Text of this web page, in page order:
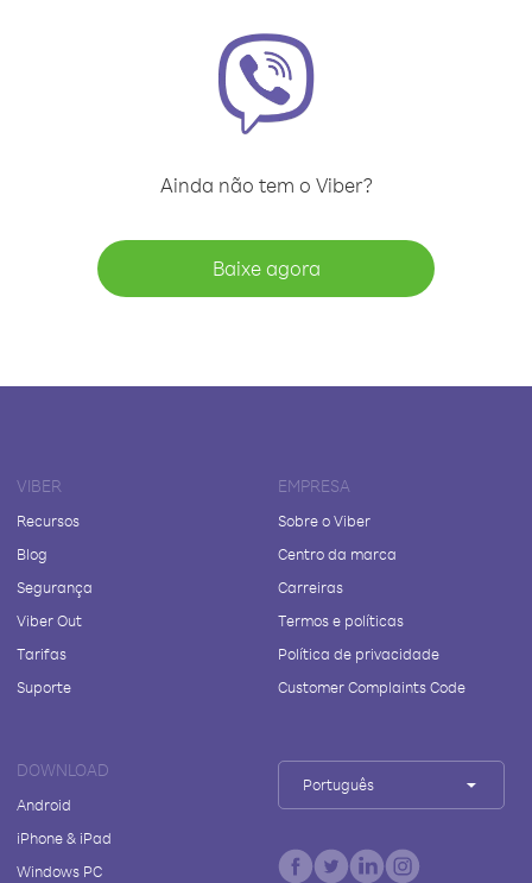
Ainda não tem o Viber?
Baixe agora
VIBER
Recursos
Blog
Segurança
Viber Out
Tarifas
Suporte
EMPRESA
Sobre o Viber
Centro da marca
Carreiras
Termos e políticas
Política de privacidade
Customer Complaints Code
DOWNLOAD
Android
iPhone & iPad
Windows PC
Português